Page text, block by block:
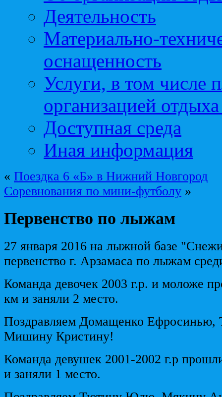
Деятельность
Материально-
оснащенность
Услуги, в том числе
организацией
Доступная среда
Иная информация
« Поездка 6 «Б» в Нижний Новгород
Соревнования по мини-футболу »
Первенство по лыжам
27 января 2016 на лыжной базе
первенство г. Арзамаса по лыжам
Команда девочек 2003 г.р. и моложе
км и заняли 2 место.
Поздравляем Домащенко
Мишину Кристину!
Команда девушек 2001-2002 г.р
и заняли 1 место.